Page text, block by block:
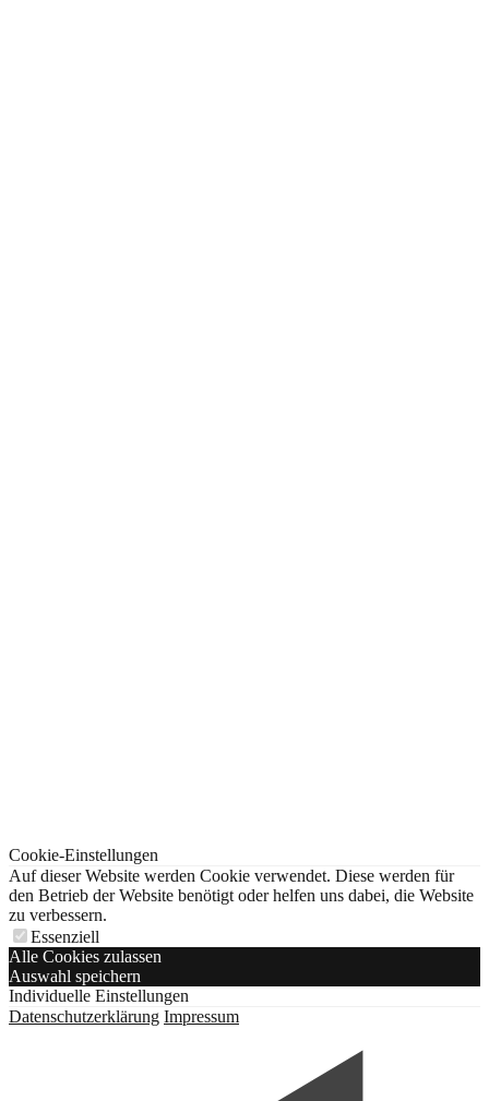
Cookie-Einstellungen
Auf dieser Website werden Cookie verwendet. Diese werden für
den Betrieb der Website benötigt oder helfen uns dabei, die Website
zu verbessern.
Essenziell
Alle Cookies zulassen
Auswahl speichern
Individuelle Einstellungen
Datenschutzerklärung Impressum